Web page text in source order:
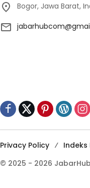
Bogor, Jawa Barat,
Privacy Policy Indeks
© 2025 - 2026